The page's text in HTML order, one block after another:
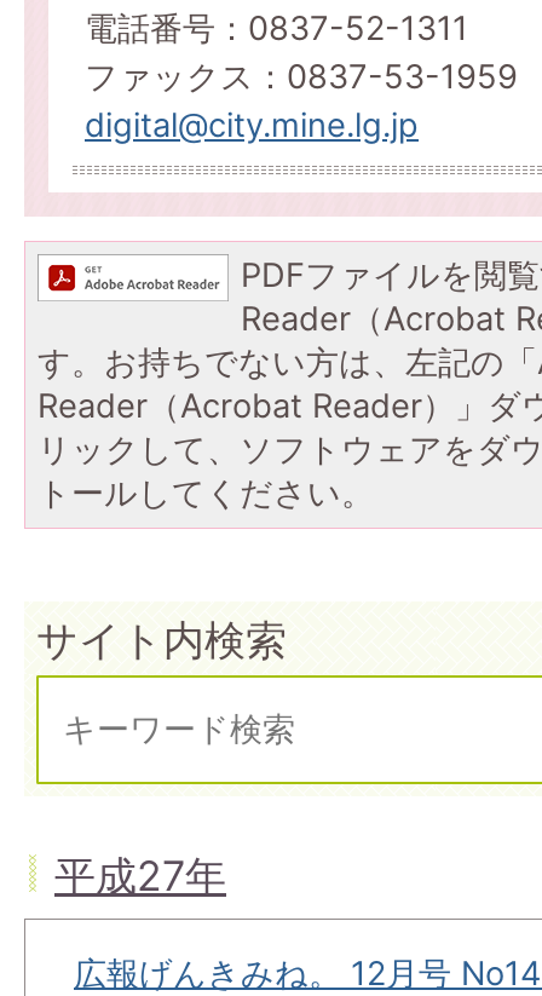
電話番号：0837-52-1311
ファックス：0837-53-1959
digital@city.mine.lg.jp
PDFファイルを閲
Reader（Acrobat
す。お持ちでない方は、左記の
Reader（Acrobat Reader）」ダ
リックして、ソフトウェアをダ
トールしてください。
サイト内検索
平成27年
広報げんきみね。 12月号